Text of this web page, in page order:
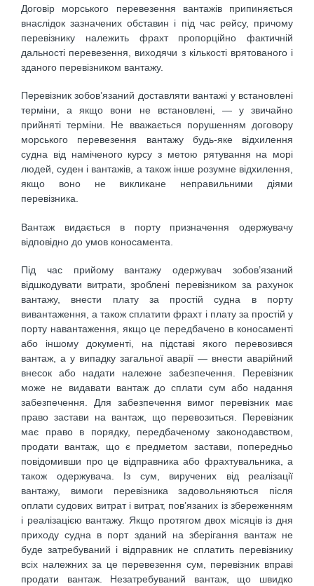
Договір морського перевезення вантажів припиняється
внаслідок зазначених обставин і під час рейсу, причому
перевізнику належить фрахт пропорційно фактичній
дальності перевезення, виходячи з кількості врятованого і
зданого перевізником вантажу.
Перевізник зобов’язаний доставляти вантажі у встановлені
тер­міни, а якщо вони не встановлені, — у звичайно
прийняті терміни. Не вважається порушенням договору
морського перевезення вантажу будь-яке відхилення
судна від наміченого курсу з метою рятування на морі
людей, суден і вантажів, а також інше розумне відхилення,
якщо воно не викликане неправильними діями
перевізника.
Вантаж видається в порту призначення одержувачу
відповідно до умов коносамента.
Під час прийому вантажу одержувач зобов’язаний
відшкодувати витрати, зроблені перевізником за рахунок
вантажу, внести плату за простій судна в порту
вивантаження, а також сплатити фрахт і плату за простій у
порту навантаження, якщо це передбачено в коносаменті
або іншому документі, на підставі якого перевозився
вантаж, а у випадку загальної аварії — внести аварійний
внесок або надати належне забезпечення. Перевізник
може не видавати вантаж до сплати сум або надання
забезпечення. Для забезпечення вимог перевізник має
право застави на вантаж, що перевозиться. Перевізник
має право в порядку, передбаченому законодавством,
продати вантаж, що є предметом застави, попередньо
повідомивши про це відправника або фрахтувальника, а
також одержувача. Із сум, виручених від реалізації
вантажу, вимоги перевізника задовольняються після
оплати судових витрат і витрат, пов’язаних із збереженням
і реалізацією вантажу. Якщо протягом двох місяців із дня
приходу судна в порт зданий на зберігання вантаж не
буде затребуваний і відправник не сплатить перевізнику
всіх належних за це перевезення сум, перевізник вправі
продати вантаж. Незатребуваний вантаж, що швидко